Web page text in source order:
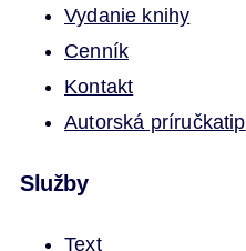
Vydanie knihy
Cenník
Kontakt
Autorská príručkatip
Služby
Text